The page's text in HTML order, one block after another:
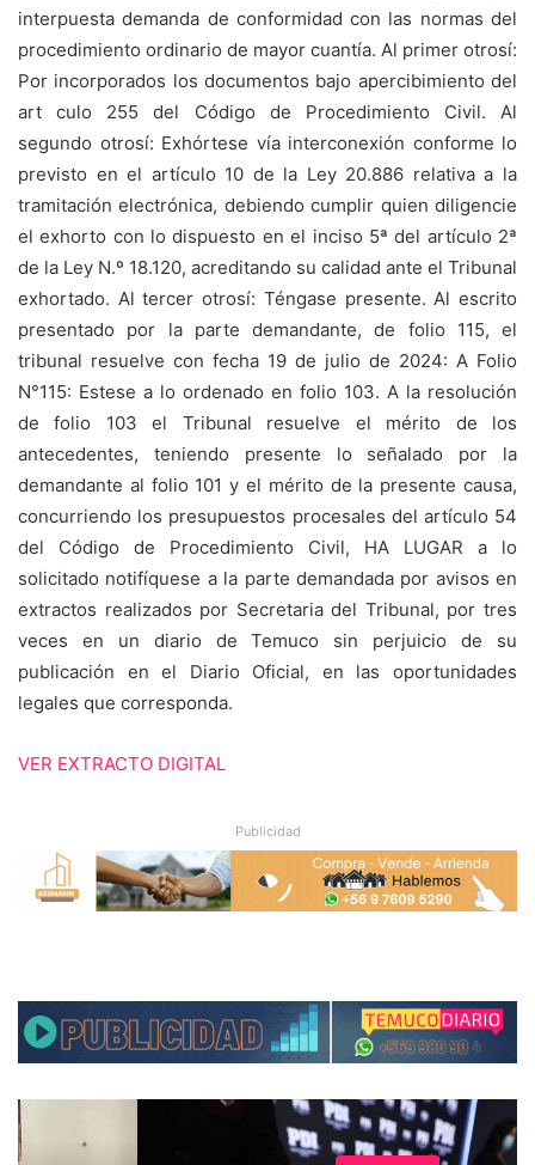
interpuesta demanda de conformidad con las normas del
procedimiento ordinario de mayor cuantía. Al primer otrosí:
Por incorporados los documentos bajo apercibimiento del
art culo 255 del Código de Procedimiento Civil. Al
segundo otrosí: Exhórtese vía interconexión conforme lo
previsto en el artículo 10 de la Ley 20.886 relativa a la
tramitación electrónica, debiendo cumplir quien diligencie
el exhorto con lo dispuesto en el inciso 5ª del artículo 2ª
de la Ley N.º 18.120, acreditando su calidad ante el Tribunal
exhortado. Al tercer otrosí: Téngase presente. Al escrito
presentado por la parte demandante, de folio 115, el
tribunal resuelve con fecha 19 de julio de 2024: A Folio
N°115: Estese a lo ordenado en folio 103. A la resolución
de folio 103 el Tribunal resuelve el mérito de los
antecedentes, teniendo presente lo señalado por la
demandante al folio 101 y el mérito de la presente causa,
concurriendo los presupuestos procesales del artículo 54
del Código de Procedimiento Civil, HA LUGAR a lo
solicitado notifíquese a la parte demandada por avisos en
extractos realizados por Secretaria del Tribunal, por tres
veces en un diario de Temuco sin perjuicio de su
publicación en el Diario Oficial, en las oportunidades
legales que corresponda.
VER EXTRACTO DIGITAL
Publicidad